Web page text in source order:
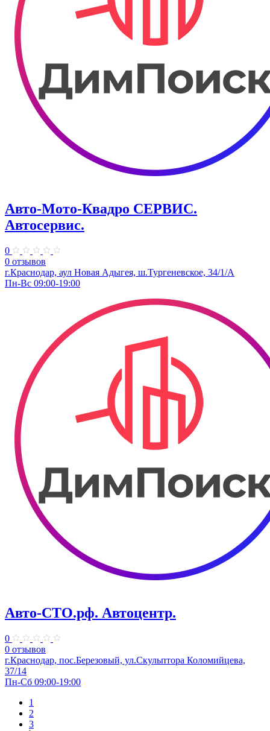
Авто-Мото-Квадро СЕРВИС.
Автосервис.
0
0 отзывов
г.Краснодар, аул Новая Адыгея, ш.Тургеневское, 34/1/А
Пн-Вс 09:00-19:00
Авто-СТО.рф. Автоцентр.
0
0 отзывов
г.Краснодар, пос.Березовый, ул.Скульптора Коломийцева,
37/14
Пн-Сб 09:00-19:00
1
2
3